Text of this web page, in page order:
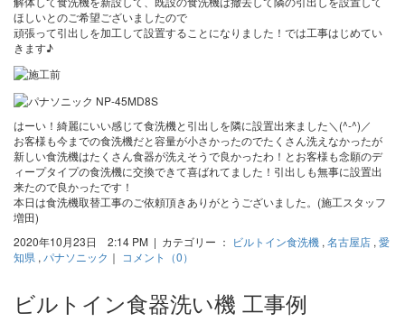
ほしいとのご希望ございましたので
頑張って引出しを加工して設置することになりました！では工事はじめてい
きます♪
はーい！綺麗にいい感じて食洗機と引出しを隣に設置出来ました＼(^-^)／
お客様も今までの食洗機だと容量が小さかったのでたくさん洗えなかったが
新しい食洗機はたくさん食器が洗えそうで良かったわ！とお客様も念願のデ
ィープタイプの食洗機に交換できて喜ばれてました！引出しも無事に設置出
来たので良かったです！
本日は食洗機取替工事のご依頼頂きありがとうございました。(施工スタッフ
増田)
2020年10月23日 2:14 PM | カテゴリー ： ビルトイン食洗機 , 名古屋店 , 愛
知県 , パナソニック ｜ コメント（0）
ビルトイン食器洗い機 工事例